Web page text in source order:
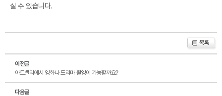
실 수 있습니다.
이전글
아트밸리에서 영화나 드라마 촬영이 가능할까요?
다음글